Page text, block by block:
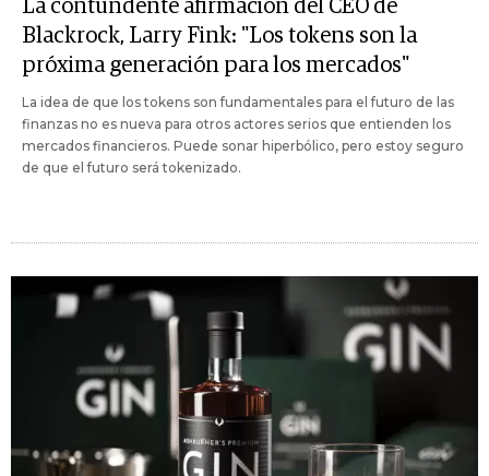
La contundente afirmación del CEO de
Blackrock, Larry Fink: "Los tokens son la
próxima generación para los mercados"
La idea de que los tokens son fundamentales para el futuro de las
finanzas no es nueva para otros actores serios que entienden los
mercados financieros. Puede sonar hiperbólico, pero estoy seguro
de que el futuro será tokenizado.